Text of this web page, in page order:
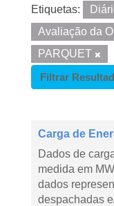
Etiquetas:
Avaliação da
PARQUET
Filtrar
Carga de
Dados de
medida em
dados
despachadas